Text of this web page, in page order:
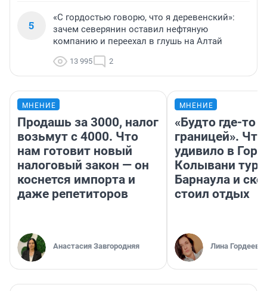
5
«С гордостью говорю, что я деревенский»:
зачем северянин оставил нефтяную
компанию и переехал в глушь на Алтай
13 995 2
МНЕНИЕ
Продашь за 3000, налог
возьмут с 4000. Что
нам готовит новый
налоговый закон — он
коснется импорта и
даже репетиторов
Анастасия Завгородняя
МНЕНИЕ
«Будто где-то
границей». Что
удивило в
Колывани
Барнаула и
стоил отдых
Лина Гордеева